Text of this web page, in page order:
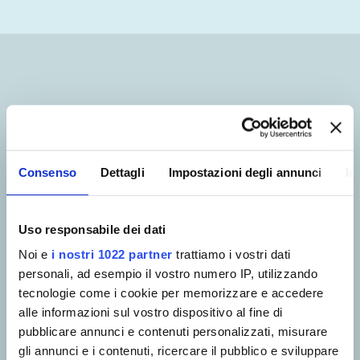
Consenso Dettagli Impostazioni degli annunci
Uso responsabile dei dati
Noi e i nostri 1022 partner trattiamo i vostri dati
personali, ad esempio il vostro numero IP, utilizzando
tecnologie come i cookie per memorizzare e accedere
alle informazioni sul vostro dispositivo al fine di
pubblicare annunci e contenuti personalizzati, misurare
gli annunci e i contenuti, ricercare il pubblico e sviluppare
REGOLAMENTO PER
LA DISCIPLINA DEI
CONTRATTI E DEGLI
COMMISSIONI GARE